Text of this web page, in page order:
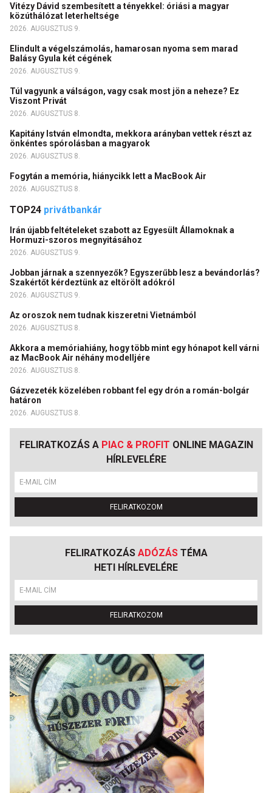
Vitézy Dávid szembesített a tényekkel: óriási a magyar
közúthálózat leterheltsége
2026. AUGUSZTUS 9.
Elindult a végelszámolás, hamarosan nyoma sem marad
Balásy Gyula két cégének
2026. AUGUSZTUS 9.
Túl vagyunk a válságon, vagy csak most jön a neheze? Ez
Viszont Privát
2026. AUGUSZTUS 8.
Kapitány István elmondta, mekkora arányban vettek részt az
önkéntes spórolásban a magyarok
2026. AUGUSZTUS 8.
Fogytán a memória, hiánycikk lett a MacBook Air
2026. AUGUSZTUS 8.
TOP24 privátbankár
Irán újabb feltételeket szabott az Egyesült Államoknak a
Hormuzi-szoros megnyitásához
2026. AUGUSZTUS 9.
Jobban járnak a szennyezők? Egyszerűbb lesz a bevándorlás?
Szakértőt kérdeztünk az eltörölt adókról
2026. AUGUSZTUS 9.
Az oroszok nem tudnak kiszeretni Vietnámból
2026. AUGUSZTUS 8.
Akkora a memóriahiány, hogy több mint egy hónapot kell várni
az MacBook Air néhány modelljére
2026. AUGUSZTUS 8.
Gázvezeték közelében robbant fel egy drón a román-bolgár
határon
2026. AUGUSZTUS 8.
FELIRATKOZÁS A PIAC & PROFIT ONLINE MAGAZIN
HÍRLEVELÉRE
FELIRATKOZOM
FELIRATKOZÁS ADÓZÁSTÉMA
HETI HÍRLEVELÉRE
FELIRATKOZOM